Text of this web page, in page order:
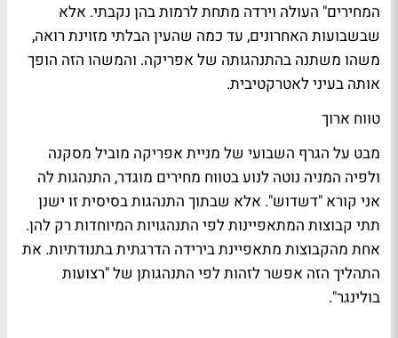
המחירים" העולה וירדה מתחת לרמות בהן נקבתי. אלא
שבשבועות האחרונים, עד כמה שהעין הבלתי מזוינת רואה,
משהו משתנה בהתנהגותה של אפריקה. והמשהו הזה הופך
אותה בעיני לאטרקטיבית.
טווח ארוך
מבט על הגרף השבועי של מניית אפריקה מוביל מסקנה
ולפיה המניה נוטה לנוע בטווח מחירים מוגדר, התנהגות לה
אני קורא "דשדוש". אלא שבתוך התנהגות בסיסית זו ישנן
תתי קבוצות המתאפיינות לפי התנהגויות המיוחדות רק להן.
אחת מהקבוצות מתאפיינת בירידה הדרגתית בתנודתיות. את
התהליך הזה אפשר לזהות לפי התנהגותן של "רצועות
בולינגר".